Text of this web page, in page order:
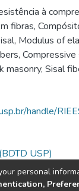
à
fibras,
, Modulus of
,
masonry, Sisal
handle/
USP)
personal